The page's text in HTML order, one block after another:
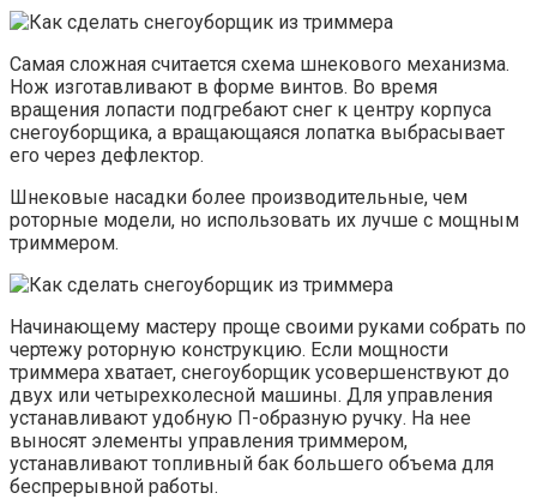
Самая сложная считается схема шнекового механизма.
Нож изготавливают в форме винтов. Во время
вращения лопасти подгребают снег к центру корпуса
снегоуборщика, а вращающаяся лопатка выбрасывает
его через дефлектор.
Шнековые насадки более производительные, чем
роторные модели, но использовать их лучше с мощным
триммером.
Начинающему мастеру проще своими руками собрать по
чертежу роторную конструкцию. Если мощности
триммера хватает, снегоуборщик усовершенствуют до
двух или четырехколесной машины. Для управления
устанавливают удобную П-образную ручку. На нее
выносят элементы управления триммером,
устанавливают топливный бак большего объема для
беспрерывной работы.